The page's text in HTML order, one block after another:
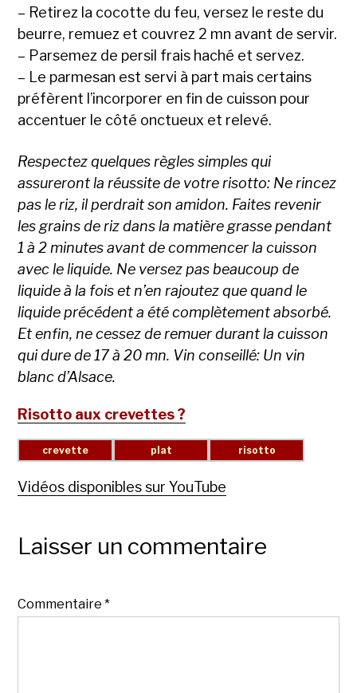
– Retirez la cocotte du feu, versez le reste du
beurre, remuez et couvrez 2 mn avant de servir.
– Parsemez de persil frais haché et servez.
– Le parmesan est servi à part mais certains
préfèrent l’incorporer en fin de cuisson pour
accentuer le côté onctueux et relevé.
Respectez quelques règles simples qui
assureront la réussite de votre risotto: Ne rincez
pas le riz, il perdrait son amidon. Faites revenir
les grains de riz dans la matière grasse pendant
1 à 2 minutes avant de commencer la cuisson
avec le liquide. Ne versez pas beaucoup de
liquide à la fois et n’en rajoutez que quand le
liquide précédent a été complètement absorbé.
Et enfin, ne cessez de remuer durant la cuisson
qui dure de 17 à 20 mn. Vin conseillé: Un vin
blanc d’Alsace.
Risotto aux crevettes ?
Vidéos disponibles sur YouTube
Laisser un commentaire
Commentaire*